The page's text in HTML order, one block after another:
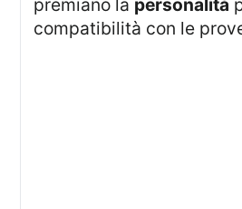
premiano la personalità
compatibilità con le